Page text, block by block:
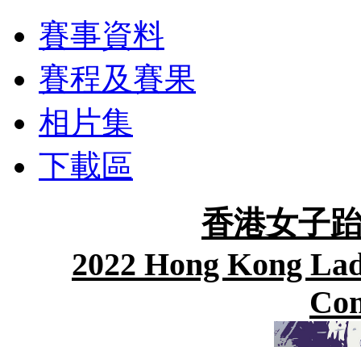
賽事資料
賽程及賽果
相片集
下載區
香港女子
2022 Hong Kong